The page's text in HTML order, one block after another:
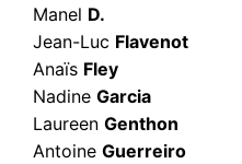
Manel D.
Jean-Luc Flavenot
Anaïs Fley
NadineGarcia
LaureenGenthon
AntoineGuerreiro